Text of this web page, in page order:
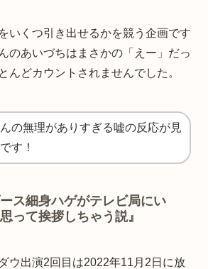
いくつ引き出せるかを競う企画です
のあいづちはまさかの「えー」だっ
んどカウントされませんでした。
の無理がありすぎる嘘の反応が見
す！
ス細身ハゲがテレビ局にい
って挨拶しちゃう説』
ウ出演2回目は2022年11月2日に放